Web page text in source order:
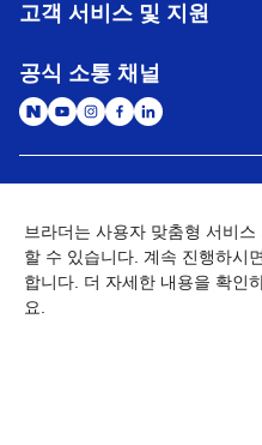
고객 서비스 및 지원
공식 소통 채널
개인정보처리방침
개인정보취급방침 (Brother
브라더는 사용자 맞춤형 서비
할 수 있습니다. 계속 진행하시
합니다. 더 자세한 내용을 확인
요.